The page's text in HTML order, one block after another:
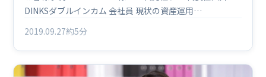
DINKSダブルインカム 会社員 現状の資産運用…
2019.09.27約5分